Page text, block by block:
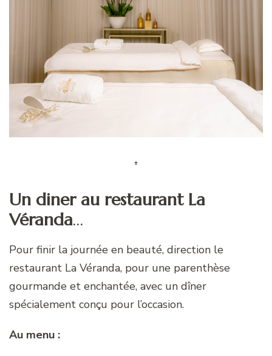
Un diner au restaurant La
Véranda…
Pour finir la journée en beauté, direction le
restaurant La Véranda, pour une parenthèse
gourmande et enchantée, avec un dîner
spécialement conçu pour l’occasion.
Au menu :